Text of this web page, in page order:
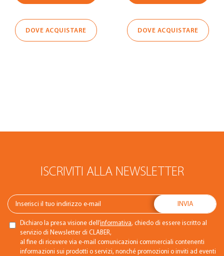
DOVE ACQUISTARE DOVE ACQUISTARE
ISCRIVITI ALLA NEWSLETTER
Dichiaro la presa visione dell’informativa, chiedo di essere iscritto al
servizio di Newsletter di CLABER,
al fine di ricevere via e-mail comunicazioni commerciali contenenti
informazioni sui prodotti o servizi, nonché promozioni o inviti ad eventi